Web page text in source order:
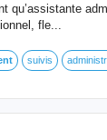
qu’assistante
fle...
suivis